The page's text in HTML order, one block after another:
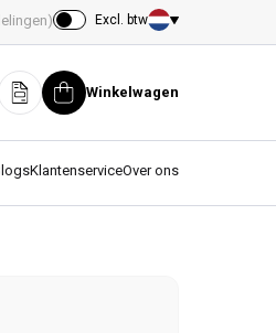
Excl. btw
Land/regio
OfferteWinkelwagen
Winkelwagen
KlantenserviceOver ons